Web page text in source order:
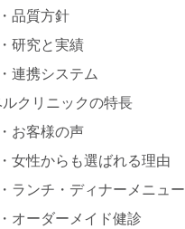
品質方針
研究と実績
連携システム
クリニックの特長
お客様の声
女性からも選ばれる理由
ランチ・ディナーメニュー
オーダーメイド健診